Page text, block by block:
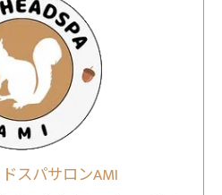
スパサロンAMI